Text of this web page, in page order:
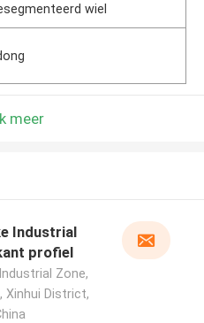
wiel
meer
Industrial
profiel
Zone,
Xinhui District,